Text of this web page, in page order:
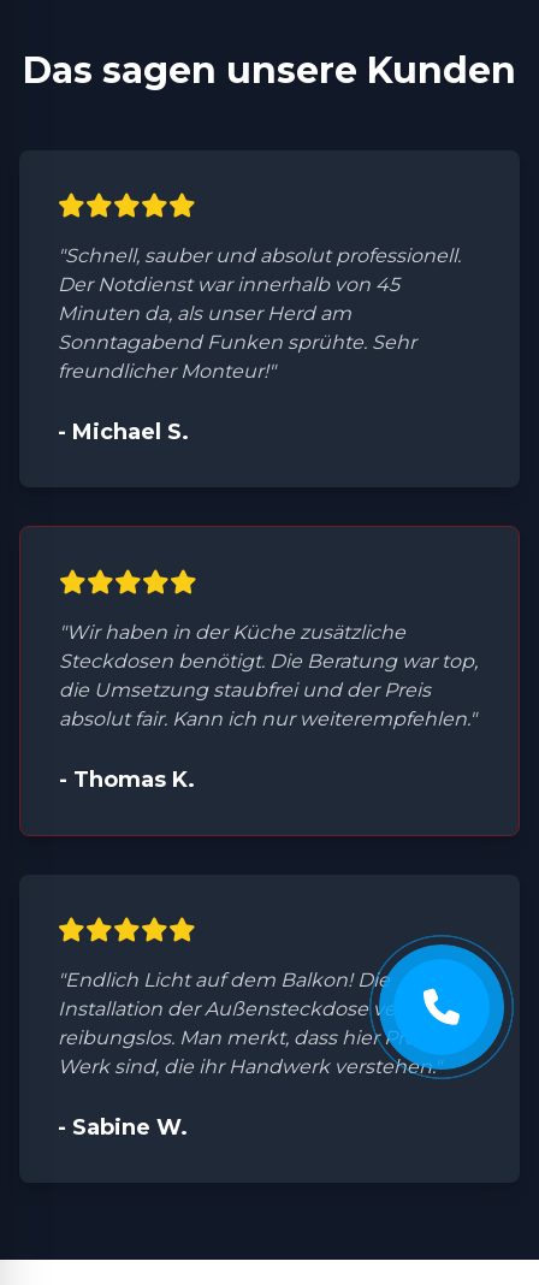
Das sagen unsere Kunden
"Schnell, sauber und absolut professionell.
Der Notdienst war innerhalb von 45
Minuten da, als unser Herd am
Sonntagabend Funken sprühte. Sehr
freundlicher Monteur!"
- Michael S.
"Wir haben in der Küche zusätzliche
Steckdosen benötigt. Die Beratung war top,
die Umsetzung staubfrei und der Preis
absolut fair. Kann ich nur weiterempfehlen."
- Thomas K.
"Endlich Licht auf dem Balkon! Die
Installation der Außensteckdose verlief
reibungslos. Man merkt, dass hier Profis am
Werk sind, die ihr Handwerk verstehen."
- Sabine W.